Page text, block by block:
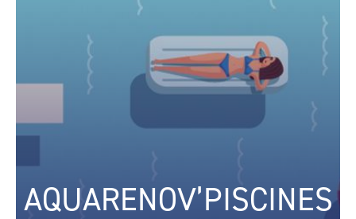
AQUARENOV’PISCINES